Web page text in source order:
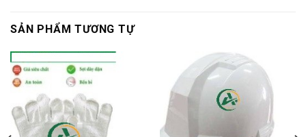
SẢN PHẨM TƯƠNG TỰ